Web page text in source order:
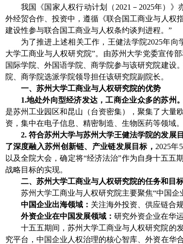
我国
《国家人权行动计划（ 2021 － 2025年）》
外经贸合作、投资中，遵循《联合国工商业与人权
建设性参与联合国工商业与人权条约谈判进程。”
为了推进上述相关工作，王健法学院2025年向
大学工商业与人权研究院”。由苏州大学党委宣传
国际学院、外国语学院、商学院参与该研究院建设
院、商学院选派学院领导担任该研究院副院长。
一、苏州大学工商业与人权研究院的优势
1.地处外向型经济发达，工商企业众多的苏州
是苏州工业园区和昆山（台资密集），聚集了大量
资，集中在电子信息、精密制造、生物医药等领域。
2. 符合苏州大学与苏州大学王健法学院的发展目
了深度融入苏州创新链、产业链发展目标， 2025年
以及全院大会，确定将“经济法治”作为自身十五五
战略目标的实现。
二、苏州大学工商业与人权研究院的任务和目
苏州大学工商业与人权研究院主要聚焦“中国企
中国企业出海领域： 关注海外投资、供应链合
外资企业在中国发展领域： 研究外资企业在华
十五五期间，苏州大学工商业与人权研究院的
究平台，中国企业人权治理的核心智库、外资在华